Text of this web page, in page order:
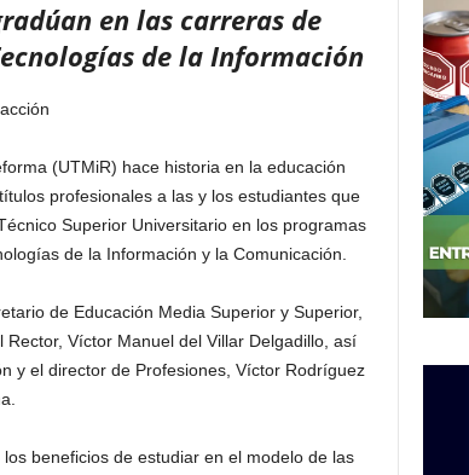
en las carreras de
de la Información
(UTMiR) hace historia en la educación
profesionales a las y los estudiantes que
Superior Universitario en los programas
de la Información y la Comunicación.
de Educación Media Superior y Superior,
Víctor Manuel del Villar Delgadillo, así
y el director de Profesiones, Víctor Rodríguez
beneficios de estudiar en el modelo de las